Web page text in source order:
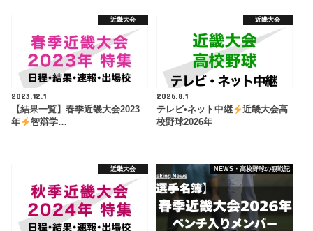
近畿大会
2023.12.1
【結果一覧】春季近畿大会2023
年
智辯学…
近畿大会
2026.8.1
テレビ•ネット中継
近畿大会高
校野球2026年
近畿大会 NEWS・高校野球の観戦記